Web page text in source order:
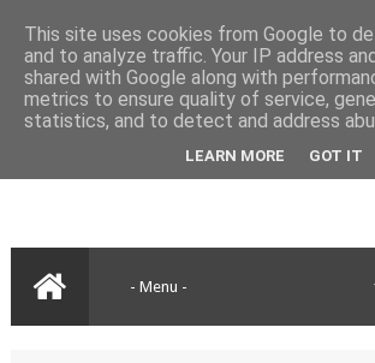
This site uses cookies from Google to
and to analyze traffic. Your IP address
shared with Google along with
metrics to ensure quality of service,
statistics, and to detect and address
LEARN MORE GOT IT